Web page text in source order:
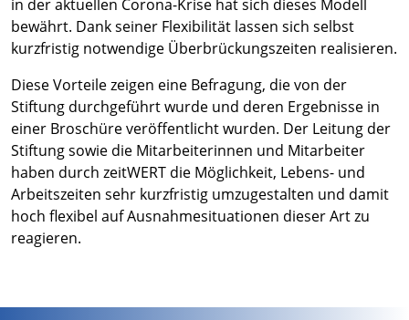
in der aktuellen Corona-Krise hat sich dieses Modell
bewährt. Dank seiner Flexibilität lassen sich selbst
kurzfristig notwendige Überbrückungszeiten realisieren.
Diese Vorteile zeigen eine Befragung, die von der
Stiftung durchgeführt wurde und deren Ergebnisse in
einer Broschüre veröffentlicht wurden. Der Leitung der
Stiftung sowie die Mitarbeiterinnen und Mitarbeiter
haben durch zeitWERT die Möglichkeit, Lebens- und
Arbeitszeiten sehr kurzfristig umzugestalten und damit
hoch flexibel auf Ausnahmesituationen dieser Art zu
reagieren.